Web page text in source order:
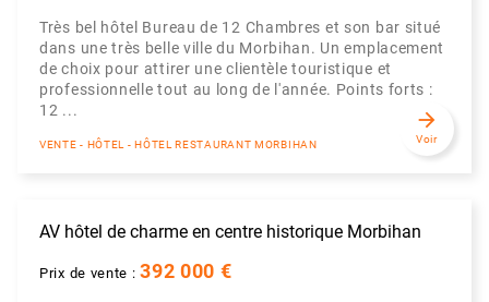
Très bel hôtel Bureau de 12 Chambres et son bar situé
dans une très belle ville du Morbihan. Un emplacement
de choix pour attirer une clientèle touristique et
professionnelle tout au long de l'année. Points forts :
12 ...
VENTE - HÔTEL - HÔTEL RESTAURANT MORBIHAN
arrow_forward
Voir
AV hôtel de charme en centre historique Morbihan
Prix de vente :392 000 €